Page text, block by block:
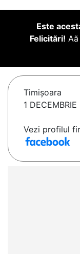
Este
Felicitări!
Timişoara
1
Vezi profilul